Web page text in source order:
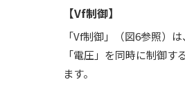
【Vf制御】
「Vf制御」（図6参照）
「電圧」を同時に制御
ます。